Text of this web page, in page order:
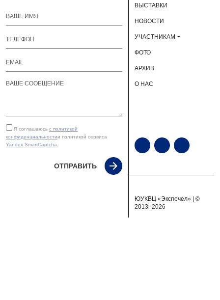
Я соглашаюсь с политикой
конфиденциальностии политикой сервиса
Yandex SmartCaptcha.
ОТПРАВИТЬ
ВЫСТАВКИ
НОВОСТИ
УЧАСТНИКАМ
ФОТО
АРХИВ
О НАС
ЮУКВЦ «Экспочел» | ©
2013–2026